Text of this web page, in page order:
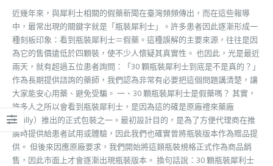
近幾年來，與犀利士相關的假藥新聞在臺灣頻頻傳出，而在這些報導
中，最常出現的關鍵字就是「瓶裝犀利士」。許多患者因此逐漸形成一
種刻板印象：看到瓶裝犀利士＝假藥。這種誤解的主要來源，往往是因
為它的售價遠低於四顆裝，使不少人懷疑其真實性。 也因此，光是最近
兩天，就有超過五位患者詢問：「30 顆瓶裝犀利士到底是不是真的？」
作為長期提供諮詢的藥師，我們認為非常有必要把這個問題講清楚，讓
大家能安心用藥、避免受騙。 一、30 顆瓶裝犀利士是假藥嗎？ 其實，
許多人之所以會看到瓶裝犀利士，是因為這的確是原廠禮來藥廠
（Lilly）推出的正式包裝之一。最初設計目的，是為了方便代理商在推
廣時提供給患者試用或體驗，因此我們也確實曾將瓶裝版本作為贈品提
供。 但後來因應原廠要求，我們開始將這類瓶裝規格正式作為商品銷
售，因此市面上才會逐漸出現瓶裝版本。 換句話說：30 顆瓶裝犀利士